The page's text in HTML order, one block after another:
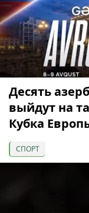
Десять
выйдут на
Кубка
СПОРТ